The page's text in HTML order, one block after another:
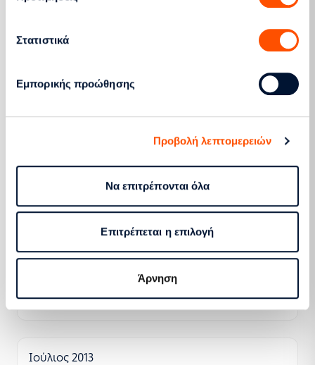
Στατιστικά
Εμπορικής προώθησης
Προβολή λεπτομερειών
Να επιτρέπονται όλα
Επιτρέπεται η επιλογή
Άρνηση
Περισσότερα
Περισσότερα
Περισσότερα
Ιούλιος 2013